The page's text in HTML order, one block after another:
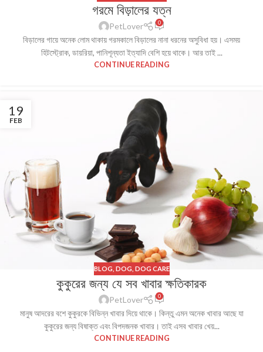
গরমে বিড়ালের যত্ন
PetLover 0
বিড়ালের গায়ে অনেক লোম থাকায় গরমকালে বিড়ালের নানা ধরনের অসুবিধা হয়। এসময়
হিটস্ট্রোক, ডায়রিয়া, পানিশূন্যতা ইত্যাদি বেশি হয়ে থাকে। আর তাই ...
CONTINUE READING
19
FEB
BLOG DOG DOG CARE
কুকুরের জন্য যে সব খাবার ক্ষতিকারক
PetLover 0
মানুষ আদরের বশে কুকুরকে বিভিন্ন খাবার দিয়ে থাকে। কিন্তু এমন অনেক খাবার আছে যা
কুকুরের জন্য বিষাক্ত এবং বিপদজনক খাবার। তাই এসব খাবার খেয়...
CONTINUE READING